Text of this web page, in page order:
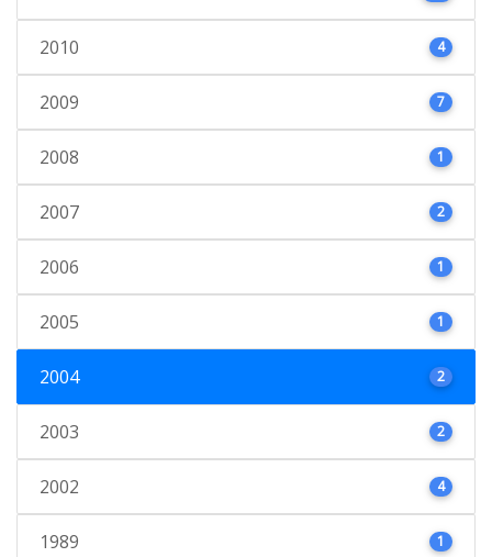
2010 4
2009 7
2008 1
2007 2
2006 1
2005 1
2004 2
2003 2
2002 4
1989 1